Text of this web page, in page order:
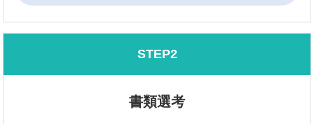
STEP2
書類選考